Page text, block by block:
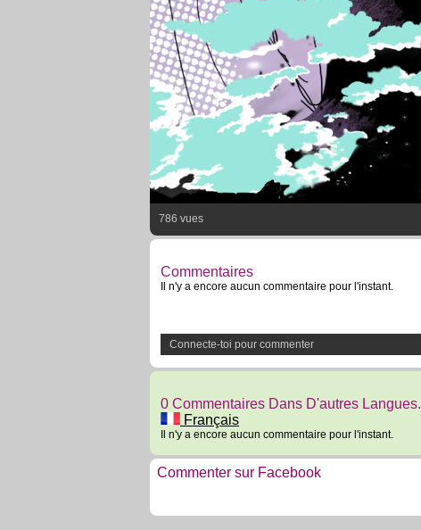
786 vues
Commentaires
Il n'y a encore aucun commentaire pour l'instant.
Connecte-toi pour commenter
0 Commentaires Dans D'autres Langues.
Français
Il n'y a encore aucun commentaire pour l'instant.
Commenter sur Facebook